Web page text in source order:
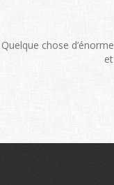
Quelque chose